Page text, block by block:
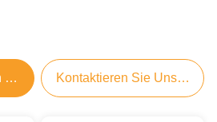
Preis Kontaktieren Sie Uns Jetzt